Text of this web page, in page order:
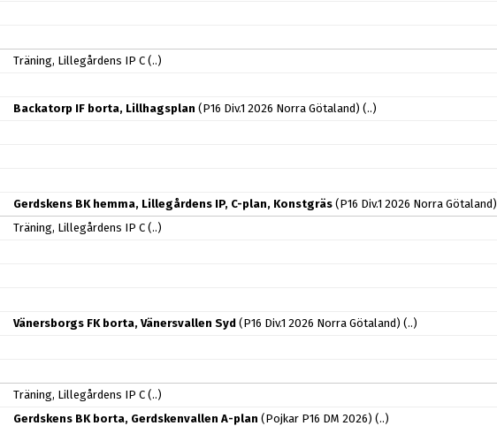
Träning, Lillegårdens IP C (..)
Backatorp IF borta, Lillhagsplan (P16 Div.1 2026 Norra Götaland) (..)
Gerdskens BK hemma, Lillegårdens IP, C-plan, Konstgräs (P16 Div.1 2026 Norra Götaland)
Träning, Lillegårdens IP C (..)
Vänersborgs FK borta, Vänersvallen Syd (P16 Div.1 2026 Norra Götaland) (..)
Träning, Lillegårdens IP C (..)
Gerdskens BK borta, Gerdskenvallen A-plan (Pojkar P16 DM 2026) (..)